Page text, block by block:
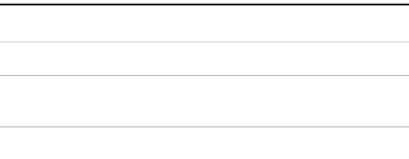
El costo de una herida